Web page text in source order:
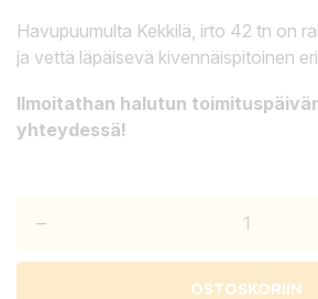
Havupuumulta Kekkilä, irto 42 tn on
ja vettä läpäisevä kivennäispitoinen
Ilmoitathan halutun
yhteydessä!
–
OSTOSKORIIN